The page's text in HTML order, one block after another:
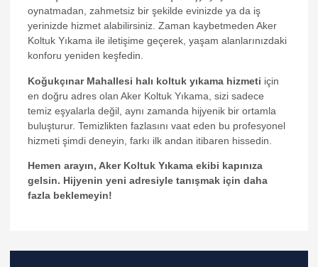
oynatmadan, zahmetsiz bir şekilde evinizde ya da iş
yerinizde hizmet alabilirsiniz. Zaman kaybetmeden Aker
Koltuk Yıkama ile iletişime geçerek, yaşam alanlarınızdaki
konforu yeniden keşfedin.
Koğukçınar Mahallesi halı koltuk yıkama hizmeti için
en doğru adres olan Aker Koltuk Yıkama, sizi sadece
temiz eşyalarla değil, aynı zamanda hijyenik bir ortamla
buluşturur. Temizlikten fazlasını vaat eden bu profesyonel
hizmeti şimdi deneyin, farkı ilk andan itibaren hissedin.
Hemen arayın, Aker Koltuk Yıkama ekibi kapınıza
gelsin. Hijyenin yeni adresiyle tanışmak için daha
fazla beklemeyin!